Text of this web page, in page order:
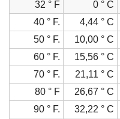
32 ° F 0 ° C
40 ° F.
4,44 ° C
50 ° F.
10,00 ° C
60 ° F.
15,56 ° C
70 ° F.
21,11 ° C
80 ° F
26,67 ° C
90 ° F.
32,22 ° C